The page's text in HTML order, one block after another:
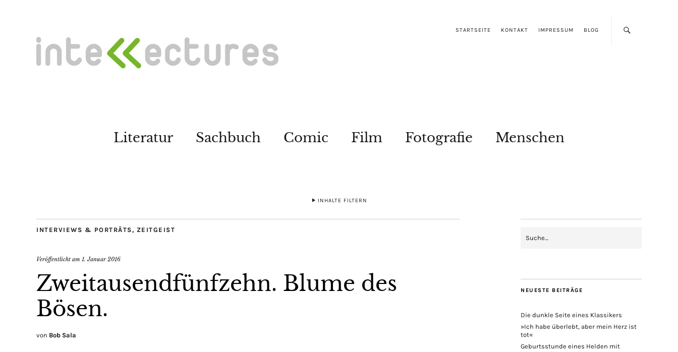
STARTSEITE KONTAKT IMPRESSUM BLOG
Literatur Sachbuch Comic Film Fotografie Menschen
INHALTE FILTERN
INTERVIEWS & PORTRÄTS, ZEITGEIST
Veröffentlicht am 1. Januar 2016
Zweitausendfünfzehn. Blume des
Bösen.
von Bob Sala
NEUESTE BEITRÄGE
Die dunkle Seite eines Klassikers
»Ich habe überlebt, aber mein Herz ist
tot«
Geburtsstunde eines Helden mit